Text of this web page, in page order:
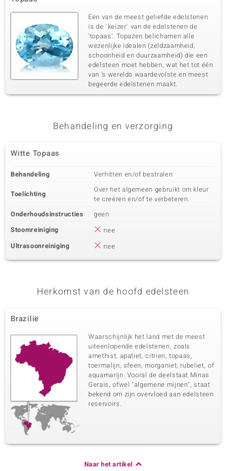
Eén van de meest geliefde edelstenen
is de ´keizer´ van de edelstenen de
‘topaas’. Topazen belichamen alle
wezenlijke idealen (zeldzaamheid,
schoonheid en duurzaamheid) die een
edelsteen moet hebben, wat het tot één
van ’s werelds waardevolste en meest
begeerde edelstenen maakt.
Behandeling en verzorging
Witte Topaas
Behandeling Verhitten en/of bestralen
Toelichting
Over het algemeen gebruikt om kleur
te creëren en/of te verbeteren.
Onderhoudsinstructies
geen
Stoomreiniging
nee
Ultrasoonreiniging
nee
Herkomst van de hoofd edelsteen
Brazilië
Waarschijnlijk het land met de meest
uiteenlopende edelstenen, zoals
amethist, apatiet, citrien, topaas,
toermalijn, sfeen, morganiet, rubeliet, of
aquamarijn. Vooral de deelstaat Minas
Gerais, ofwel "algemene mijnen", staat
bekend om zijn overvloed aan edelsteen
reservoirs.
Naar het artikel